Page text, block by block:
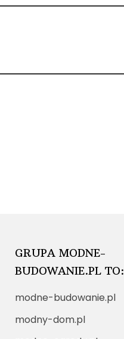
GRUPA MODNE-
BUDOWANIE.PL TO:
modne-budowanie.pl
modny-dom.pl